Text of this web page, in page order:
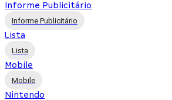
Informe Publicitário
Informe Publicitário
Lista
Lista
Mobile
Mobile
Nintendo